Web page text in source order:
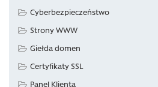
Cyberbezpieczeństwo
Strony WWW
Giełda domen
Certyfikaty SSL
Panel Klienta